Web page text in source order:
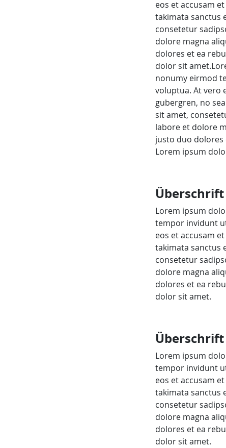
eos et accusam
takimata sanctus
consetetur
dolore magna
dolores et ea
dolor sit
nonumy eirmod
voluptua. At vero
gubergren, no
sit amet,
labore et dolore
justo duo dolores
Lorem ipsum
Überschrift
Lorem ipsum
tempor invidunt
eos et accusam
takimata sanctus
consetetur
dolore magna
dolores et ea
dolor sit amet.
Überschrift
Lorem ipsum
tempor invidunt
eos et accusam
takimata sanctus
consetetur
dolore magna
dolores et ea
dolor sit amet.